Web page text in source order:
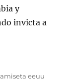
y
invicta a
eeuu